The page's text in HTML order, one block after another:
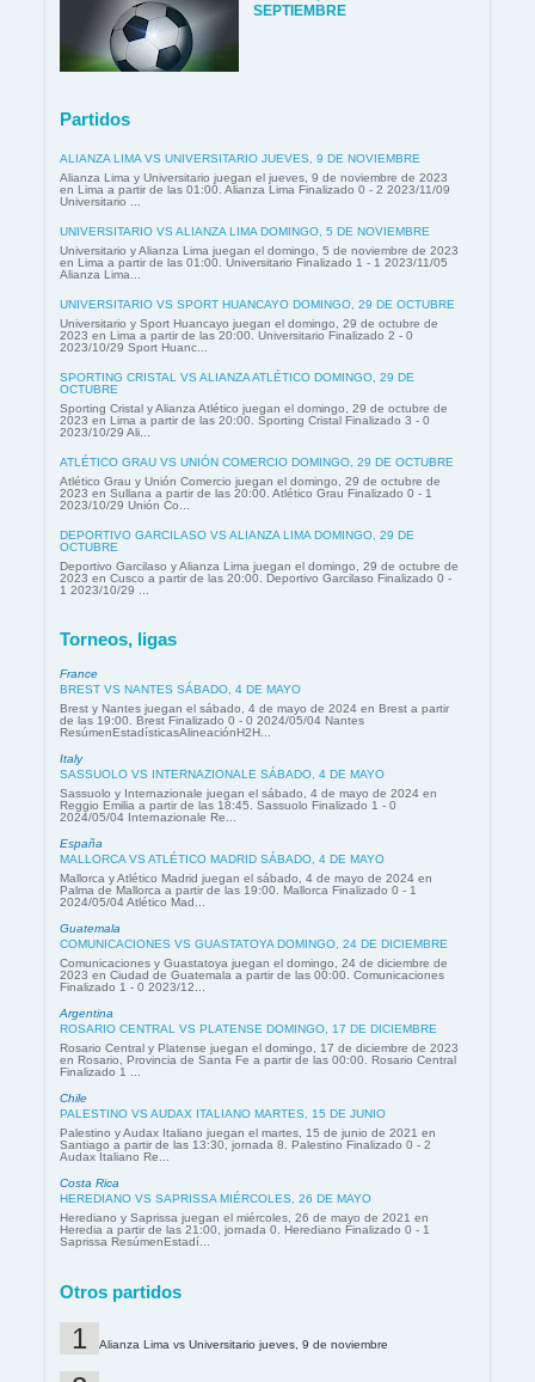
SEPTIEMBRE
Partidos
ALIANZA LIMA VS UNIVERSITARIO JUEVES, 9 DE NOVIEMBRE
Alianza Lima y Universitario juegan el jueves, 9 de noviembre de 2023
en Lima a partir de las 01:00. Alianza Lima Finalizado 0 - 2 2023/11/09
Universitario ...
UNIVERSITARIO VS ALIANZA LIMA DOMINGO, 5 DE NOVIEMBRE
Universitario y Alianza Lima juegan el domingo, 5 de noviembre de 2023
en Lima a partir de las 01:00. Universitario Finalizado 1 - 1 2023/11/05
Alianza Lima...
UNIVERSITARIO VS SPORT HUANCAYO DOMINGO, 29 DE OCTUBRE
Universitario y Sport Huancayo juegan el domingo, 29 de octubre de
2023 en Lima a partir de las 20:00. Universitario Finalizado 2 - 0
2023/10/29 Sport Huanc...
SPORTING CRISTAL VS ALIANZA ATLÉTICO DOMINGO, 29 DE
OCTUBRE
Sporting Cristal y Alianza Atlético juegan el domingo, 29 de octubre de
2023 en Lima a partir de las 20:00. Sporting Cristal Finalizado 3 - 0
2023/10/29 Ali...
ATLÉTICO GRAU VS UNIÓN COMERCIO DOMINGO, 29 DE OCTUBRE
Atlético Grau y Unión Comercio juegan el domingo, 29 de octubre de
2023 en Sullana a partir de las 20:00. Atlético Grau Finalizado 0 - 1
2023/10/29 Unión Co...
DEPORTIVO GARCILASO VS ALIANZA LIMA DOMINGO, 29 DE
OCTUBRE
Deportivo Garcilaso y Alianza Lima juegan el domingo, 29 de octubre de
2023 en Cusco a partir de las 20:00. Deportivo Garcilaso Finalizado 0 -
1 2023/10/29 ...
Torneos, ligas
France
BREST VS NANTES SÁBADO, 4 DE MAYO
Brest y Nantes juegan el sábado, 4 de mayo de 2024 en Brest a partir
de las 19:00. Brest Finalizado 0 - 0 2024/05/04 Nantes
ResúmenEstadísticasAlineaciónH2H...
Italy
SASSUOLO VS INTERNAZIONALE SÁBADO, 4 DE MAYO
Sassuolo y Internazionale juegan el sábado, 4 de mayo de 2024 en
Reggio Emilia a partir de las 18:45. Sassuolo Finalizado 1 - 0
2024/05/04 Internazionale Re...
España
MALLORCA VS ATLÉTICO MADRID SÁBADO, 4 DE MAYO
Mallorca y Atlético Madrid juegan el sábado, 4 de mayo de 2024 en
Palma de Mallorca a partir de las 19:00. Mallorca Finalizado 0 - 1
2024/05/04 Atlético Mad...
Guatemala
COMUNICACIONES VS GUASTATOYA DOMINGO, 24 DE DICIEMBRE
Comunicaciones y Guastatoya juegan el domingo, 24 de diciembre de
2023 en Ciudad de Guatemala a partir de las 00:00. Comunicaciones
Finalizado 1 - 0 2023/12...
Argentina
ROSARIO CENTRAL VS PLATENSE DOMINGO, 17 DE DICIEMBRE
Rosario Central y Platense juegan el domingo, 17 de diciembre de 2023
en Rosario, Provincia de Santa Fe a partir de las 00:00. Rosario Central
Finalizado 1 ...
Chile
PALESTINO VS AUDAX ITALIANO MARTES, 15 DE JUNIO
Palestino y Audax Italiano juegan el martes, 15 de junio de 2021 en
Santiago a partir de las 13:30, jornada 8. Palestino Finalizado 0 - 2
Audax Italiano Re...
Costa Rica
HEREDIANO VS SAPRISSA MIÉRCOLES, 26 DE MAYO
Herediano y Saprissa juegan el miércoles, 26 de mayo de 2021 en
Heredia a partir de las 21:00, jornada 0. Herediano Finalizado 0 - 1
Saprissa ResúmenEstadí...
Otros partidos
Alianza Lima vs Universitario jueves, 9 de noviembre